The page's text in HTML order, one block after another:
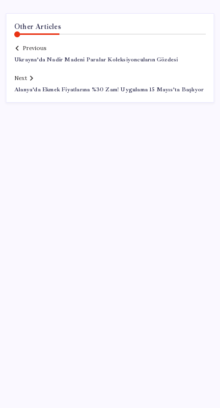
Other Articles
Previous
Ukrayna’da Nadir Madeni Paralar Koleksiyoncuların Gözdesi
Next
Alanya’da Ekmek Fiyatlarına %30 Zam! Uygulama 15 Mayıs’ta Başlıyor